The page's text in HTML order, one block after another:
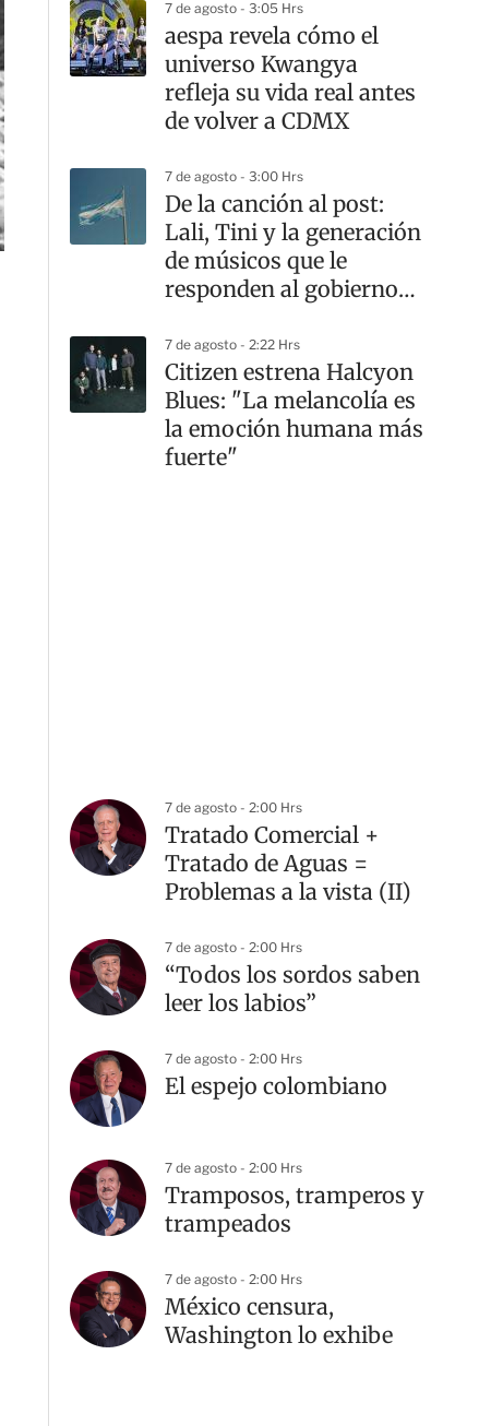
7 de agosto - 3:05 Hrs
aespa revela cómo el
universo Kwangya
refleja su vida real antes
de volver a CDMX
7 de agosto - 3:00 Hrs
De la canción al post:
Lali, Tini y la generación
de músicos que le
responden al gobierno
7 de agosto - 2:22 Hrs
Citizen estrena Halcyon
Blues: "La melancolía es
la emoción humana más
fuerte"
7 de agosto - 2:00 Hrs
Tratado Comercial +
Tratado de Aguas =
Problemas a la vista (II)
7 de agosto - 2:00 Hrs
“Todos los sordos saben
leer los labios”
7 de agosto - 2:00 Hrs
El espejo colombiano
7 de agosto - 2:00 Hrs
Tramposos, tramperos y
trampeados
7 de agosto - 2:00 Hrs
México censura,
Washington lo exhibe